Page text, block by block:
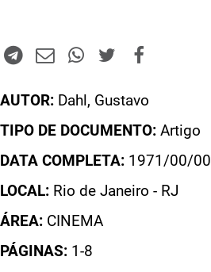
AUTOR: Dahl, Gustavo
TIPO DE DOCUMENTO: Artigo
DATA COMPLETA: 1971/00/00
LOCAL: Rio de Janeiro - RJ
ÁREA: CINEMA
PÁGINAS: 1-8